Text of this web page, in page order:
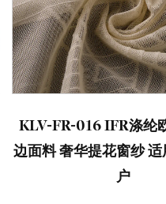
KLV-FR-016 IFR涤纶
边面料 奢华提花窗纱
户